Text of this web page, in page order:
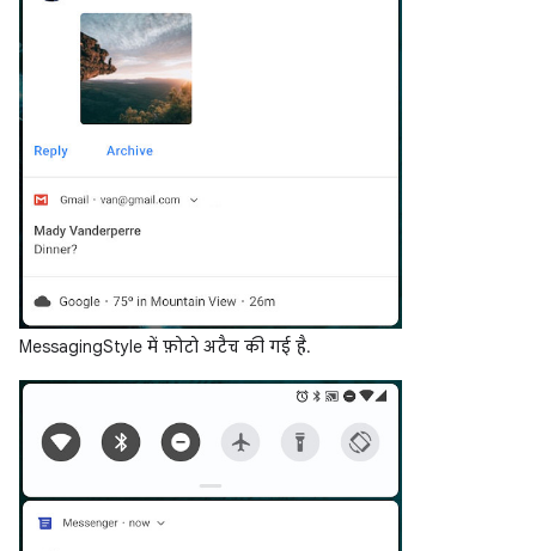
MessagingStyle में फ़ोटो अटैच की गई है.